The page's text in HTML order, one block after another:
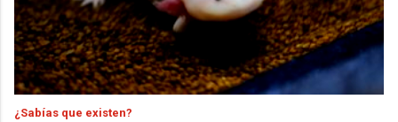
¿Sabías que existen?